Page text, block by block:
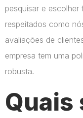
pesquisar e
respeitados como
avaliações de
empresa tem uma
robusta.
Quais